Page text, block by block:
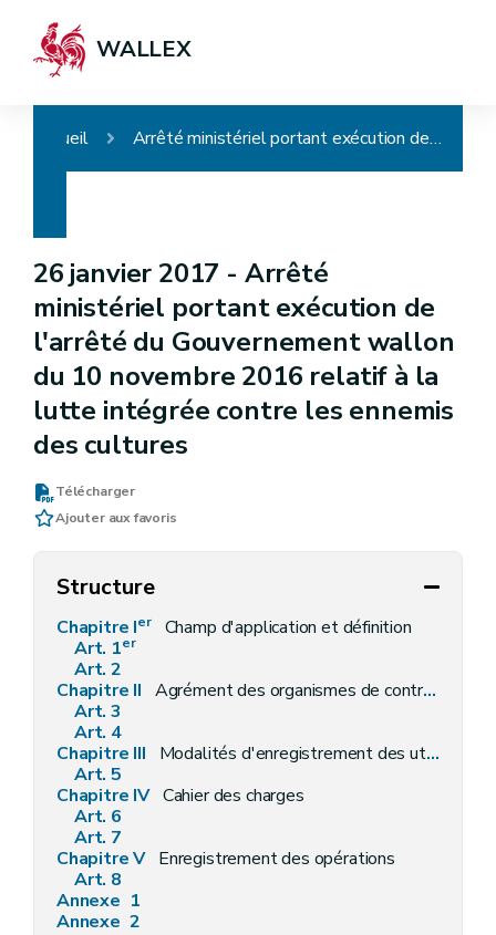
WALLEX
Accueil Arrêté ministériel portant exécution de l'arrêté du Gouvernement wallon du 10 novembre 2016 relatif à la lutte intégrée contre les ennemis des cultures
26 janvier 2017 - Arrêté
ministériel portant exécution de
l'arrêté du Gouvernement wallon
du 10 novembre 2016 relatif à la
lutte intégrée contre les ennemis
des cultures
Télécharger
Ajouter aux favoris
Structure
Chapitre Ier
Champ d'application et définition
Art. 1er
Art. 2
Chapitre II Agrément des organismes de contrôle
Art. 3
Art. 4
Chapitre III
Modalités d'enregistrement des utilisateurs
Art. 5
Chapitre IV Cahier des charges
Art. 6
Art. 7
Chapitre V Enregistrement des opérations
Art. 8
Annexe 1
Annexe 2